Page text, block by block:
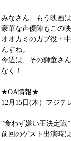
みなさん、もう映画
豪華な声優陣もこの
オオカミのガブ役・
んすね。
今週は、その獅童さ
なく！
★OA情報★
12月15日(木）フジ
“食わず嫌い王決定戦
前回のゲスト出演時